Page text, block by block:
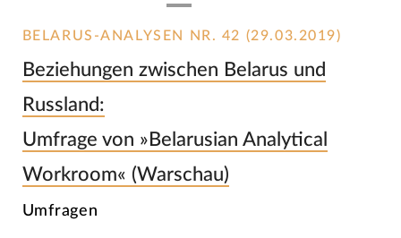
BELARUS-ANALYSEN NR. 42 (29.03.2019)
Beziehungen zwischen Belarus und
Russland:
Umfrage von »Belarusian Analytical
Workroom« (Warschau)
Umfragen